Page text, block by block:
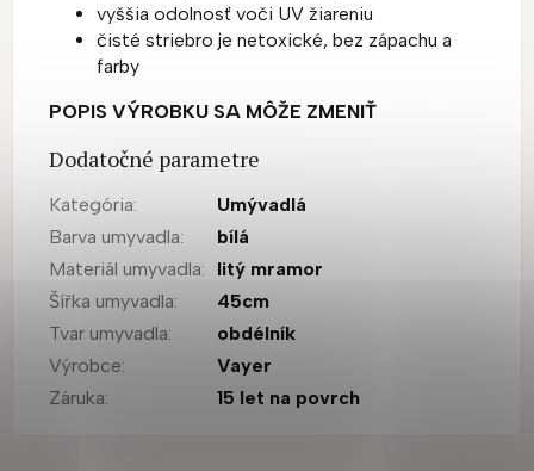
vyššia odolnosť voči UV žiareniu
čisté striebro je netoxické, bez zápachu a
farby
POPIS VÝROBKU SA MÔŽE ZMENIŤ
Dodatočné parametre
Kategória:
Umývadlá
Barva umyvadla:
bílá
Materiál umyvadla:
litý mramor
Šířka umyvadla:
45cm
Tvar umyvadla:
obdélník
Výrobce:
Vayer
Záruka: 15 let na povrch